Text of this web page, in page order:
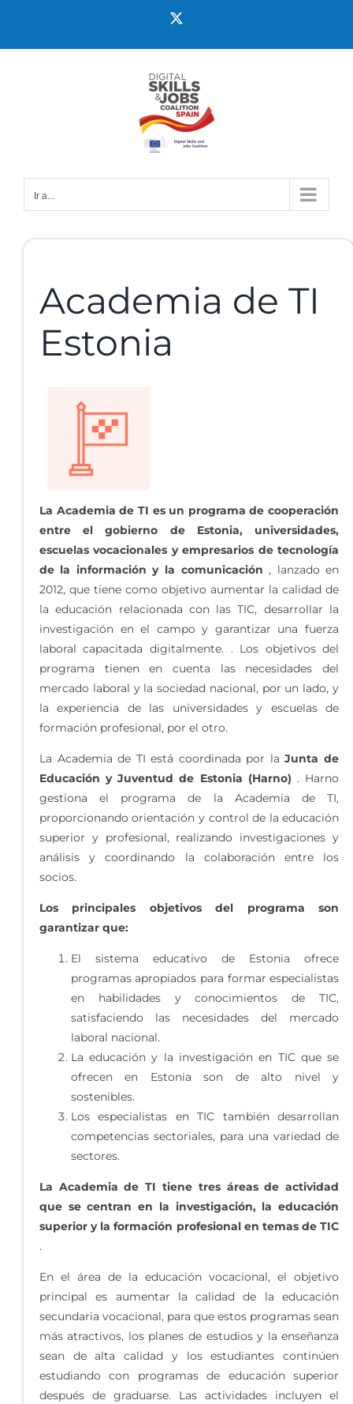
Ir a...
Academia de TI
Estonia
La Academia de TI es un programa de cooperación
entre el gobierno de Estonia, universidades,
escuelas vocacionales y empresarios de tecnología
de la información y la comunicación , lanzado en
2012, que tiene como objetivo aumentar la calidad de
la educación relacionada con las TIC, desarrollar la
investigación en el campo y garantizar una fuerza
laboral capacitada digitalmente. . Los objetivos del
programa tienen en cuenta las necesidades del
mercado laboral y la sociedad nacional, por un lado, y
la experiencia de las universidades y escuelas de
formación profesional, por el otro.
La Academia de TI está coordinada por laJunta de
Educación y Juventud de Estonia (Harno) . Harno
gestiona el programa de la Academia de TI,
proporcionando orientación y control de la educación
superior y profesional, realizando investigaciones y
análisis y coordinando la colaboración entre los
socios.
Los principales objetivos del programa son
garantizar que:
El sistema educativo de Estonia ofrece
programas apropiados para formar especialistas
en habilidades y conocimientos de TIC,
satisfaciendo las necesidades del mercado
laboral nacional.
La educación y la investigación en TIC que se
ofrecen en Estonia son de alto nivel y
sostenibles.
Los especialistas en TIC también desarrollan
competencias sectoriales, para una variedad de
sectores.
La Academia de TI tiene tres áreas de actividad
que se centran en la investigación, la educación
superior y la formación profesional en temas de TIC
.
En el área de la educación vocacional, el objetivo
principal es aumentar la calidad de la educación
secundaria vocacional, para que estos programas sean
más atractivos, los planes de estudios y la enseñanza
sean de alta calidad y los estudiantes continúen
estudiando con programas de educación superior
después de graduarse. Las actividades incluyen el